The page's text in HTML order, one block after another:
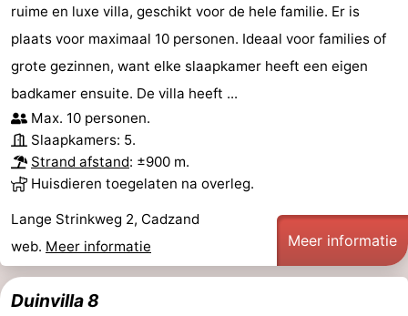
ruime en luxe villa, geschikt voor de hele familie. Er is
plaats voor maximaal 10 personen. Ideaal voor families of
grote gezinnen, want elke slaapkamer heeft een eigen
badkamer ensuite. De villa heeft ...
Max. 10 personen.
Slaapkamers: 5.
Strand afstand: ±900 m.
Huisdieren toegelaten na overleg.
Lange Strinkweg 2, Cadzand
web. Meer informatie Meer informatie
Duinvilla 8